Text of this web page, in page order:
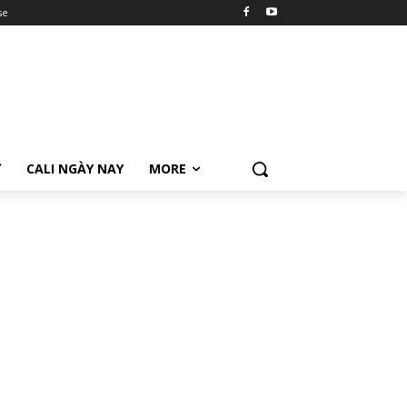
CALI NGÀY NAY MORE